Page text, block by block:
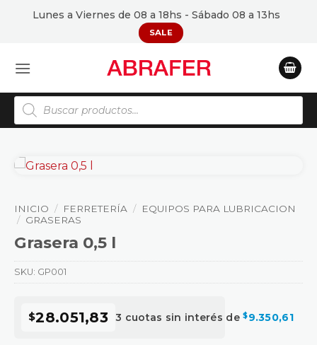
Lunes a Viernes de 08 a 18hs - Sábado 08 a 13hs
SALE
Búsqueda
de
productos
INICIO / FERRETERÍA /
EQUIPOS PARA LUBRICACION
/ GRASERAS
Grasera 0,5 l
$28.051,83 3 cuotas sin interés de$9.350,61
SKU: GP001